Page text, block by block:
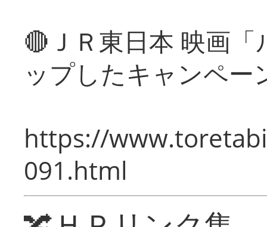
🔴ＪＲ東日本 映画
ップしたキャンペー
https://
091.html